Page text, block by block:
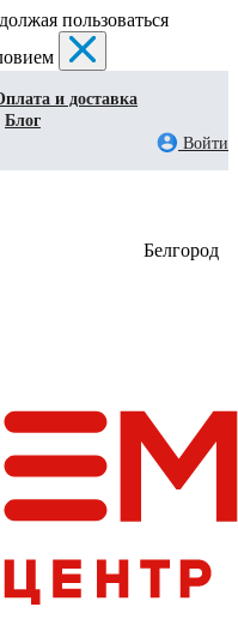
пользоваться
и доставка
Блог
Войти
Белгород